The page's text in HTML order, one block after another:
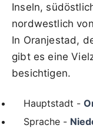
Inseln,
nordwestlich
In Oranjestad,
gibt es eine
besichtigen.
Hauptstadt -
Sprache -